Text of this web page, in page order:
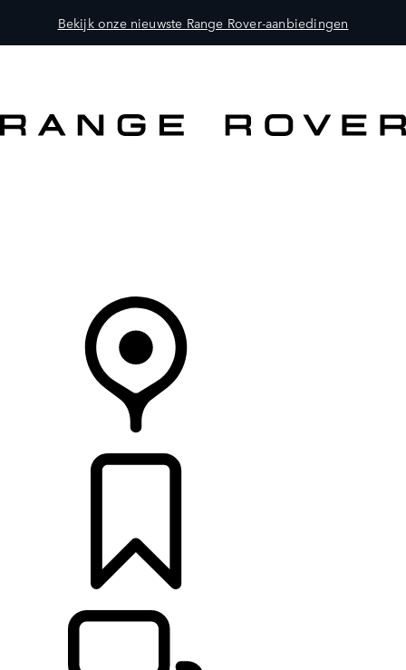
Bekijk onze nieuwste Range Rover-aanbiedingen